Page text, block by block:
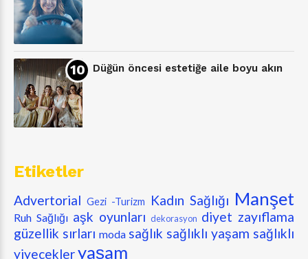
Düğün öncesi estetiğe aile boyu akın
Etiketler
Advertorial Gezi -Turizm Kadın Sağlığı Manşet
Ruh Sağlığı aşk oyunları dekorasyon diyet zayıflama
güzellik sırları moda sağlık sağlıklı yaşam sağlıklı
yiyecekleryaşam